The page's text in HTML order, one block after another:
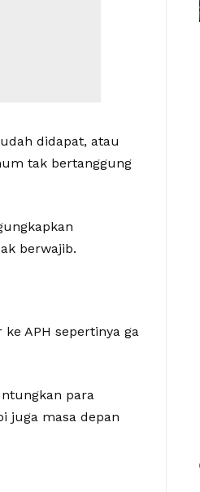
didapat, atau
tak bertanggung
berwajib.
APH sepertinya ga
para
juga masa depan